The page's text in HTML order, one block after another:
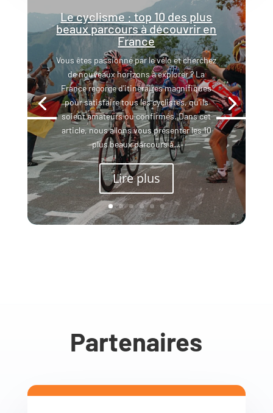
Le cyclisme : top 10 des plus
beaux parcours à découvrir en
France
Vous êtes passionné par le vélo et cherchez
de nouveaux horizons à explorer ? La
France regorge d'itinéraires magnifiques
pour satisfaire tous les cyclistes, qu'ils
soient amateurs ou confirmés. Dans cet
article, nous allons vous présenter les 10
plus beaux parcours à...
Lire plus
Partenaires